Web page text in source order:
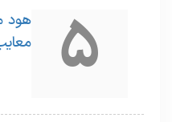
5
هود